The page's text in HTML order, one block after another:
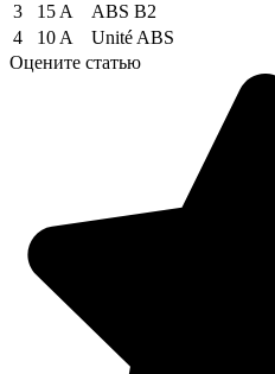
3
15 A
ABS B2
4
10 A
Unité ABS
Оцените статью